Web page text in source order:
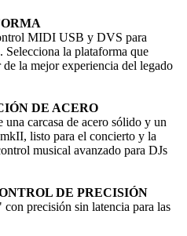
MIDI USB y DVS para
la plataforma que
de la mejor experiencia del legado
DE ACERO
carcasa de acero sólido y un
listo para el concierto y la
musical avanzado para DJs
DE PRECISIÓN
precisión sin latencia para las